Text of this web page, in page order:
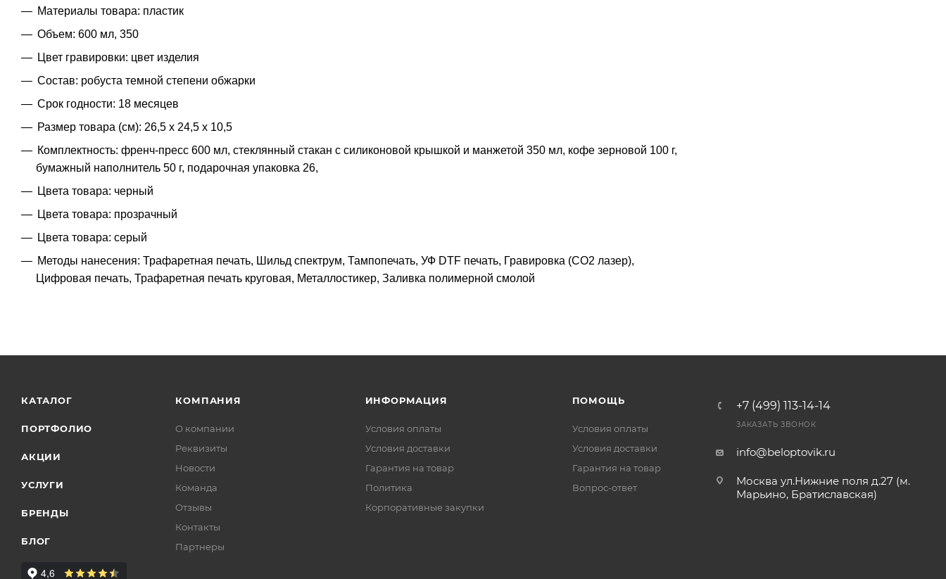
Материалы товара: пластик
Объем: 600 мл, 350
Цвет гравировки: цвет изделия
Состав: робуста темной степени обжарки
Срок годности: 18 месяцев
Размер товара (см): 26,5 х 24,5 х 10,5
Комплектность: френч-пресс 600 мл, стеклянный стакан с силиконовой крышкой и манжетой 350 мл, кофе зерновой 100 г,
бумажный наполнитель 50 г, подарочная упаковка 26,
Цвета товара: черный
Цвета товара: прозрачный
Цвета товара: серый
Методы нанесения: Трафаретная печать, Шильд спектрум, Тампопечать, УФ DTF печать, Гравировка (CO2 лазер),
Цифровая печать, Трафаретная печать круговая, Металлостикер, Заливка полимерной смолой
КАТАЛОГ
ПОРТФОЛИО
АКЦИИ
УСЛУГИ
БРЕНДЫ
БЛОГ
КОМПАНИЯ
О компании
Реквизиты
Новости
Команда
Отзывы
Контакты
Партнеры
ИНФОРМАЦИЯ
Условия оплаты
Условия доставки
Гарантия на товар
Политика
Корпоративные закупки
ПОМОЩЬ
Условия оплаты
Условия доставки
Гарантия на товар
Вопрос-ответ
+7 (499) 113-14-14
ЗАКАЗАТЬ ЗВОНОК
info@beloptovik.ru
Москва ул.Нижние поля д.27 (м.
Марьино, Братиславская)